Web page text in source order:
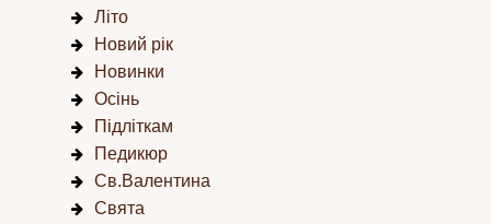
Літо
Новий рік
Новинки
Осінь
Підліткам
Педикюр
Св.Валентина
Свята